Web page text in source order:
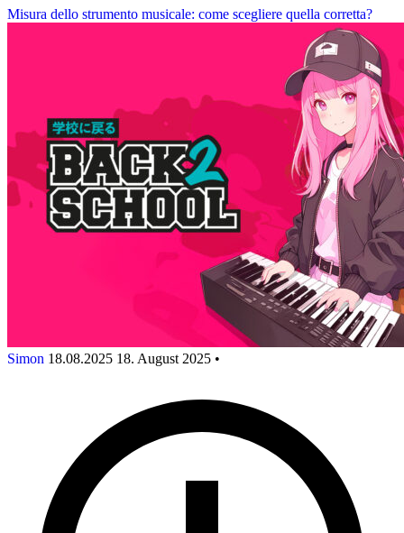
Misura dello strumento musicale: come scegliere quella corretta?
Simon 18.08.2025 18. August 2025 •